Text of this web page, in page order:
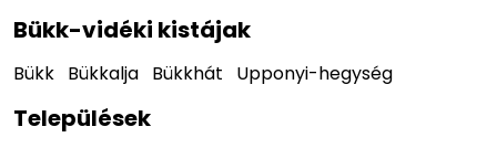
Bükk-vidéki kistájak
Bükk Bükkalja Bükkhát Upponyi-hegység
Települések